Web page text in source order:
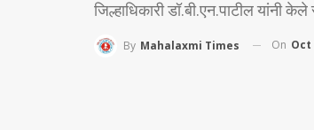
जिल्हाधिकारी डॉ.बी.एन.पाटील यांनी
By Mahalaxmi Times On Oct